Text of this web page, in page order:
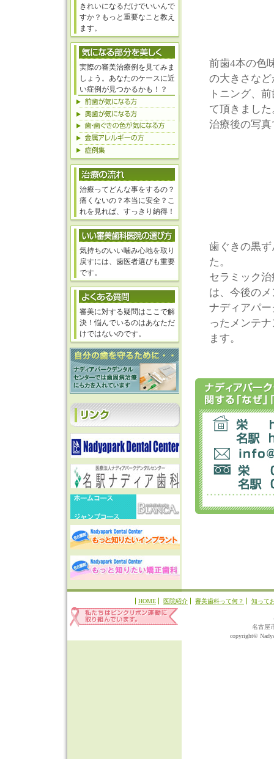
前歯4本の色
の大きさな
トニング、
て頂きました
治療後の写
歯ぐきの黒
た。
セラミック
は、今後の
ナディアパ
ったメンテ
ます。
きれいになるだけでいいんで
すか？もっと重要なこと教え
ます。
実際の審美治療例を見てみま
しょう。あなたのケースに近
い症例が見つかるかも！？
治療ってどんな事をするの？
痛くないの？本当に安全？こ
れを見れば、すっきり納得！
気持ちのいい噛み心地を取り
戻すには、歯医者選びも重要
です。
審美に対する疑問はここで解
決！悩んでいるのはあなただ
けではないのです。
HOME 医院紹介 審美歯科って何？ 知って
名古屋
copyright©